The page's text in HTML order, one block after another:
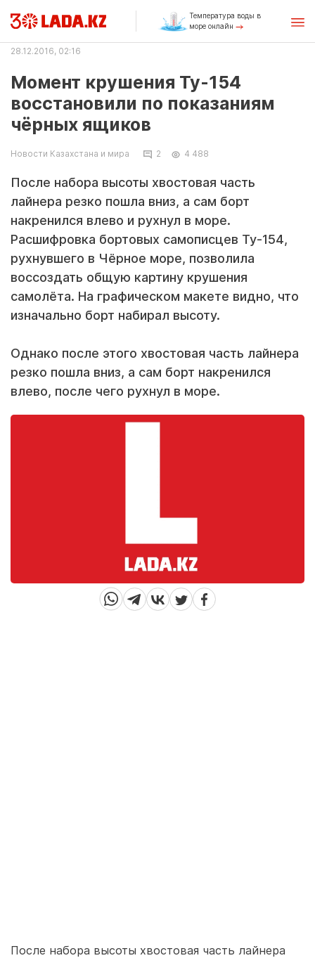
Температура воды в
море онлайн
28.12.2016, 02:16
Момент крушения Ту-154
восстановили по показаниям
чёрных ящиков
Новости Казахстана и мира 2 4 488
После набора высоты хвостовая часть
лайнера резко пошла вниз, а сам борт
накренился влево и рухнул в море.
Расшифровка бортовых самописцев Ту-154,
рухнувшего в Чёрное море, позволила
воссоздать общую картину крушения
самолёта. На графическом макете видно, что
изначально борт набирал высоту.
Однако после этого хвостовая часть лайнера
резко пошла вниз, а сам борт накренился
влево, после чего рухнул в море.
После набора высоты хвостовая часть лайнера